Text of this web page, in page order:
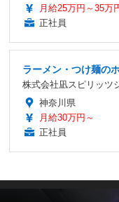
月給25万円～35万
正社員
ラーメン・つけ麺の
株式会社凪スピリッツ
神奈川県
月給30万円～
正社員